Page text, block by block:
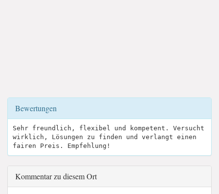
Bewertungen
Sehr freundlich, flexibel und kompetent. Versucht
wirklich, Lösungen zu finden und verlangt einen
fairen Preis. Empfehlung!
Kommentar zu diesem Ort